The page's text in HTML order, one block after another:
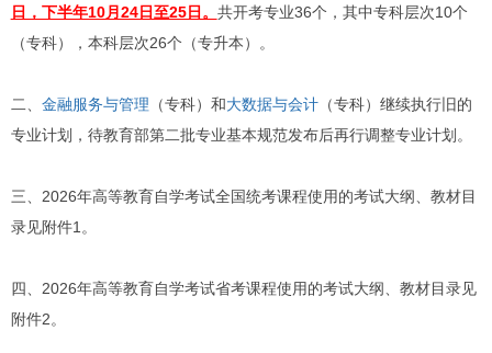
日，下半年10月24日至25日。 共开考专业36个，其中专科层次10个
（专科），本科层次26个（专升本）。
二、 金融服务与管理 （专科）和大数据与会计（专科）继续执行旧的
专业计划，待教育部第二批专业基本规范发布后再行调整专业计划。
三、2026年高等教育自学考试全国统考课程使用的考试大纲、教材目
录见附件1。
四、2026年高等教育自学考试省考课程使用的考试大纲、教材目录见
附件2。